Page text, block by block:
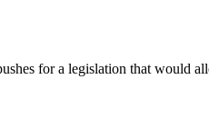
for a legislation that would